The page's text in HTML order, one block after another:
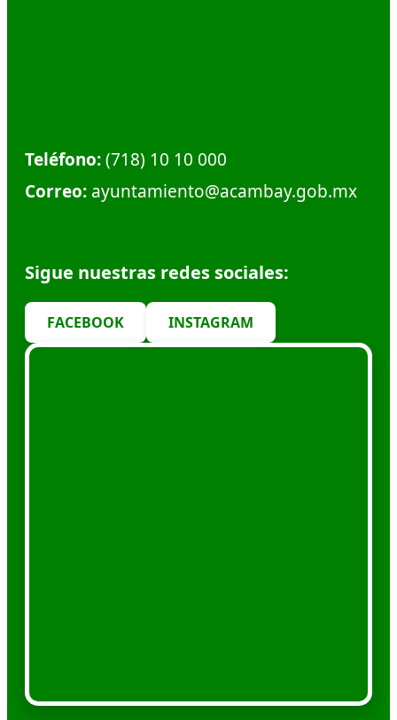
Teléfono:(718) 10 10 000
Correo: ayuntamiento@acambay.gob.mx
Sigue nuestras redes sociales:
FACEBOOK INSTAGRAM